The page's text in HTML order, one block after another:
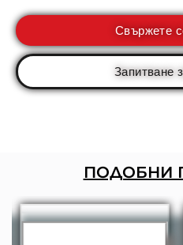
Свържете
Запитване
ПОДОБНИ